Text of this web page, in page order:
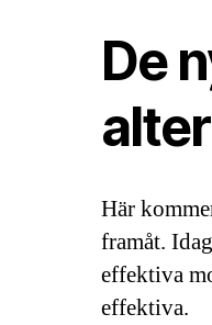
De
Här
framåt.
effektiva
effektiva.